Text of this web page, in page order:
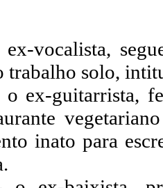
vocalista,
solo,
ex-guitarrista,
inato para